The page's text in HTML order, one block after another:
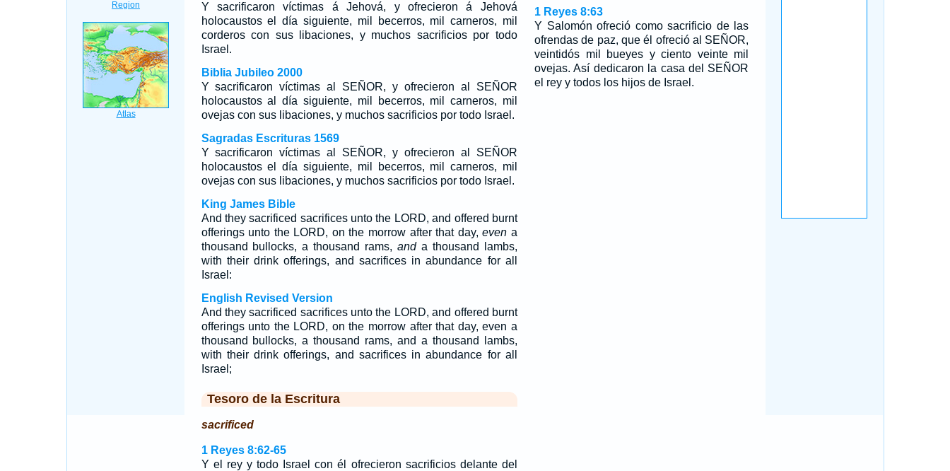
Y sacrificaron víctimas á Jehová, y ofrecieron á Jehová
holocaustos el día siguiente, mil becerros, mil carneros, mil
corderos con sus libaciones, y muchos sacrificios por todo
Israel.
Biblia Jubileo 2000
Y sacrificaron víctimas al SEÑOR, y ofrecieron al SEÑOR
holocaustos al día siguiente, mil becerros, mil carneros, mil
ovejas con sus libaciones, y muchos sacrificios por todo Israel.
Sagradas Escrituras 1569
Y sacrificaron víctimas al SEÑOR, y ofrecieron al SEÑOR
holocaustos el día siguiente, mil becerros, mil carneros, mil
ovejas con sus libaciones, y muchos sacrificios por todo Israel.
King James Bible
And they sacrificed sacrifices unto the LORD, and offered burnt
offerings unto the LORD, on the morrow after that day,even a
thousand bullocks, a thousand rams,anda thousand lambs,
with their drink offerings, and sacrifices in abundance for all
Israel:
English Revised Version
And they sacrificed sacrifices unto the LORD, and offered burnt
offerings unto the LORD, on the morrow after that day, even a
thousand bullocks, a thousand rams, and a thousand lambs,
with their drink offerings, and sacrifices in abundance for all
Israel;
Tesoro de la Escritura
sacrificed
1 Reyes 8:62-65
Y el rey y todo Israel con él ofrecieron sacrificios delante del
1 Reyes 8:63
Y Salomón ofreció como sacrificio de las
ofrendas de paz, que él ofreció al SEÑOR,
veintidós mil bueyes y ciento veinte mil
ovejas. Así dedicaron la casa del SEÑOR
el rey y todos los hijos de Israel.